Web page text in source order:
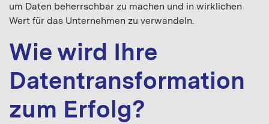
um Daten beherrschbar zu machen und in wirklichen
Wert für das Unternehmen zu verwandeln.
Wie wird Ihre
Datentransformation
zum Erfolg?